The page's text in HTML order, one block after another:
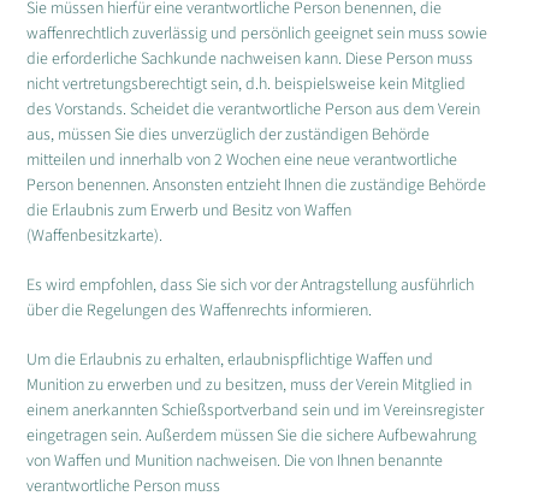
Sie müssen hierfür eine verantwortliche Person benennen, die
waffenrechtlich zuverlässig und persönlich geeignet sein muss sowie
die erforderliche Sachkunde nachweisen kann. Diese Person muss
nicht vertretungsberechtigt sein, d.h. beispielsweise kein Mitglied
des Vorstands. Scheidet die verantwortliche Person aus dem Verein
aus, müssen Sie dies unverzüglich der zuständigen Behörde
mitteilen und innerhalb von 2 Wochen eine neue verantwortliche
Person benennen. Ansonsten entzieht Ihnen die zuständige Behörde
die Erlaubnis zum Erwerb und Besitz von Waffen
(Waffenbesitzkarte).
Es wird empfohlen, dass Sie sich vor der Antragstellung ausführlich
über die Regelungen des Waffenrechts informieren.
Um die Erlaubnis zu erhalten, erlaubnispflichtige Waffen und
Munition zu erwerben und zu besitzen, muss der Verein Mitglied in
einem anerkannten Schießsportverband sein und im Vereinsregister
eingetragen sein. Außerdem müssen Sie die sichere Aufbewahrung
von Waffen und Munition nachweisen. Die von Ihnen benannte
verantwortliche Person muss